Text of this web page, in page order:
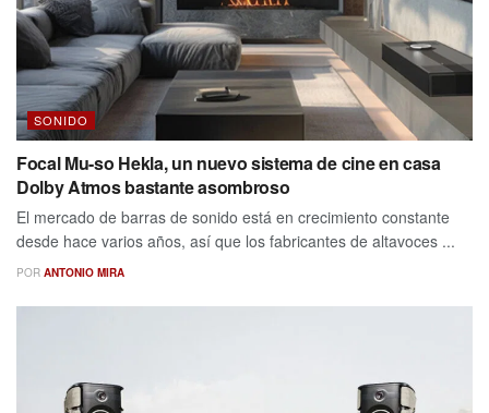
SONIDO
Focal Mu-so Hekla, un nuevo sistema de cine en casa
Dolby Atmos bastante asombroso
El mercado de barras de sonido está en crecimiento constante
desde hace varios años, así que los fabricantes de altavoces ...
POR ANTONIO MIRA